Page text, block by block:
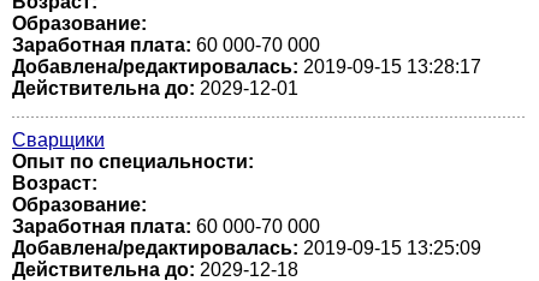
Образование:
Заработная плата: 60 000-70 000
Добавлена/редактировалась: 2019-09-15 13:28:17
Действительна до: 2029-12-01
Сварщики
Опыт по специальности:
Возраст:
Образование:
Заработная плата: 60 000-70 000
Добавлена/редактировалась: 2019-09-15 13:25:09
Действительна до: 2029-12-18